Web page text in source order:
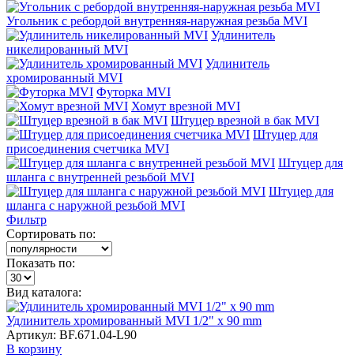
Угольник с ребордой внутренняя-наружная резьба MVI
Удлинитель
никелированный MVI
Удлинитель
хромированный MVI
Футорка MVI
Хомут врезной MVI
Штуцер врезной в бак MVI
Штуцер для
присоединения счетчика MVI
Штуцер для
шланга с внутренней резьбой MVI
Штуцер для
шланга с наружной резьбой MVI
Фильтр
Сортировать по:
Показать по:
Вид каталога:
Удлинитель хромированный MVI 1/2" x 90 mm
Артикул: BF.671.04-L90
В корзину